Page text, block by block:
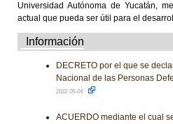
Universidad Autónoma de Yucatán,
actual que pueda ser útil para el
Información
DECRETO por el que se
Nacional de las Personas
2022-05-04
ACUERDO mediante el cual